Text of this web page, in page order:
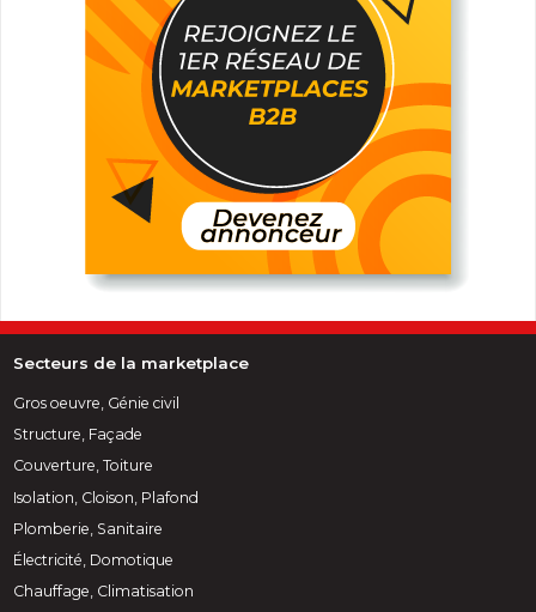
Secteurs de la marketplace
Gros oeuvre, Génie civil
Structure, Façade
Couverture, Toiture
Isolation, Cloison, Plafond
Plomberie, Sanitaire
Électricité, Domotique
Chauffage, Climatisation